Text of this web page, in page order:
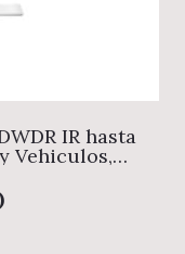
IR hasta
Vehiculos,
WIFI 6,
SD hasta
(Dahua)